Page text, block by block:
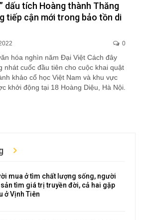
dấu tích Hoàng thành Thăng
tiếp cận mới trong bảo tồn di
0
hóa nghìn năm Đại Việt Cách đây
nhát cuốc đầu tiên cho cuộc khai quật
khảo cổ học Việt Nam và khu vực
khởi động tại 18 Hoàng Diệu, Hà Nội.
mua ở tìm chất lượng sống, người
tìm giá trị truyền đời, cả hai gặp
ở Vịnh Tiên